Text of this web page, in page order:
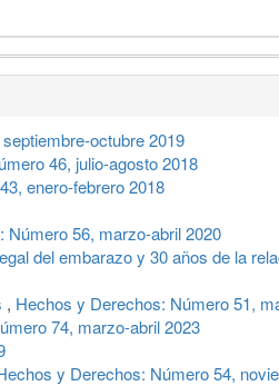
octubre 2019
46, julio-agosto 2018
enero-febrero 2018
Número 56, marzo-abril 2020
del embarazo y 30 años de la
, Hechos y Derechos: Número 51,
74, marzo-abril 2023
y Derechos: Número 54,